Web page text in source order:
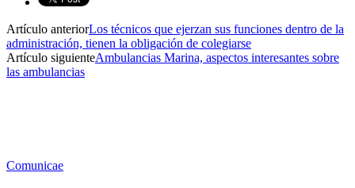
Artículo anteriorLos técnicos que ejerzan sus funciones dentro de la
administración, tienen la obligación de colegiarse
Artículo siguienteAmbulancias Marina, aspectos interesantes sobre
las ambulancias
Comunicae